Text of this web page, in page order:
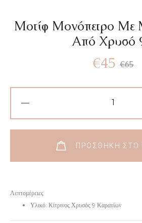
Μοτίφ Μονόπετρο Με
Από Χρυσό
Λεπτομέρειες
Υλικό: Κίτρινος Χρυσός 9 Καρατίων
€65
€45
ΠΡΟΣΘΉΚΗ ΣΤΟ